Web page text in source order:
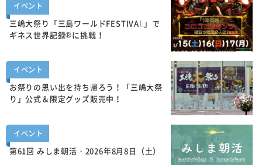
イベント
三嶋大祭り「三島ワールドFESTIVAL」で
ギネス世界記録®に挑戦！
イベント
お祭りの思い出を持ち帰ろう！「三嶋大祭
り」公式＆限定グッズ販売中！
イベント
第61回 みしま朝活・2026年8月8日（土）